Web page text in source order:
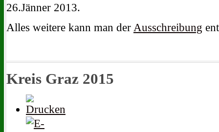
26.Jänner 2013.
Alles weitere kann man der Ausschreibung
Kreis Graz 2015